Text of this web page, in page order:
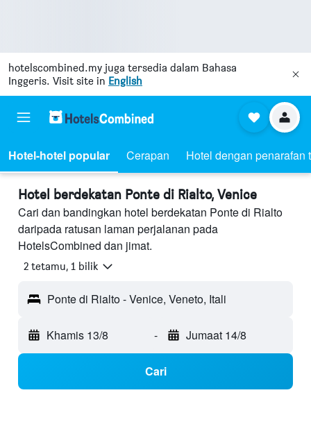
hotelscombined.my juga tersedia dalam Bahasa
Inggeris. Visit site in English
Hotel-hotel popular Cerapan Hotel dengan penarafan
Hotel berdekatan Ponte di Rialto, Venice
Cari dan bandingkan hotel berdekatan Ponte di Rialto
daripada ratusan laman perjalanan pada
HotelsCombined dan jimat.
2 tetamu, 1 bilik
Ponte di Rialto - Venice, Veneto, Itali
Khamis 13/8 - Jumaat 14/8
Cari